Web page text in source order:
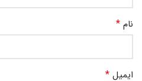
نام *
ایمیل *